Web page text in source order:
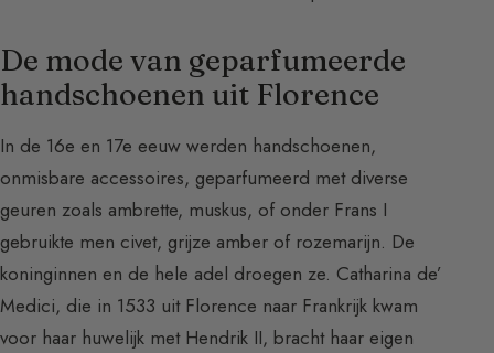
De mode van geparfumeerde
handschoenen uit Florence
In de 16e en 17e eeuw werden handschoenen,
onmisbare accessoires, geparfumeerd met diverse
geuren zoals ambrette, muskus, of onder Frans I
gebruikte men civet, grijze amber of rozemarijn. De
koninginnen en de hele adel droegen ze. Catharina de’
Medici, die in 1533 uit Florence naar Frankrijk kwam
voor haar huwelijk met Hendrik II, bracht haar eigen